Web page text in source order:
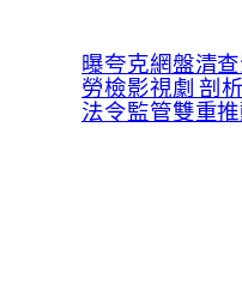
曝夸克網盤清
勞檢影視劇 剖
法令監管雙重